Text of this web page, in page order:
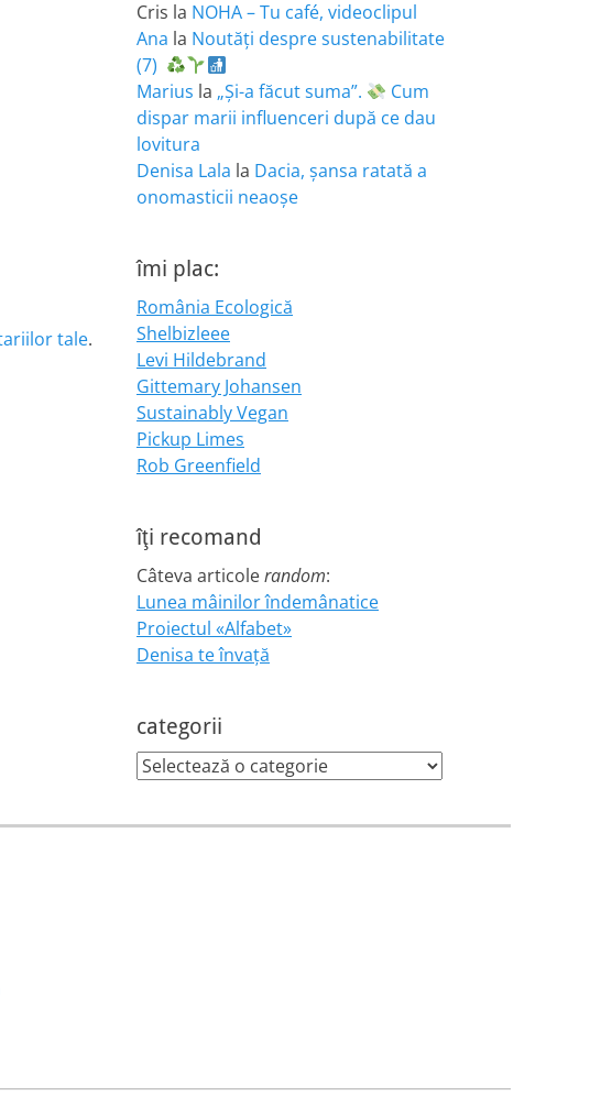
tale.
Cris la NOHA – Tu café, videoclipul
Ana la Noutăți despre sustenabilitate
(7)
Marius la „Și-a făcut suma”.
Cum
dispar marii influenceri după ce dau
lovitura
Denisa Lala la Dacia, șansa ratată a
onomasticii neaoșe
îmi plac:
România Ecologică
Shelbizleee
Levi Hildebrand
Gittemary Johansen
Sustainably Vegan
Pickup Limes
Rob Greenfield
îţi recomand
Câteva articolerandom:
Lunea mâinilor îndemânatice
Proiectul «Alfabet»
Denisa te învaţă
categorii
categorii